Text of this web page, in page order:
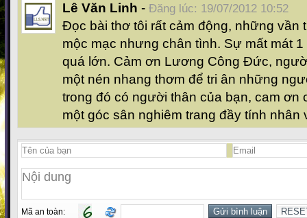
Lê Văn Linh - Đăng lúc: 19/07/2012 10:52
Đọc bài thơ tôi rất cảm động, những vần
mộc mạc nhưng chân tình. Sự mất mát
quá lớn. Cảm ơn Lương Công Đức,
một nén nhang thơm để tri ân những
trong đó có người thân của bạn, cam ơn
một góc sân nghiêm trang đầy tính nhân
Mã an toàn: